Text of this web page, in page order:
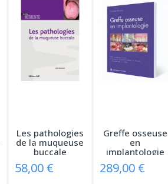
Les pathologies
de la muqueuse
buccale
58,00 €
Greffe osseuse
en
implantologie
289,00 €